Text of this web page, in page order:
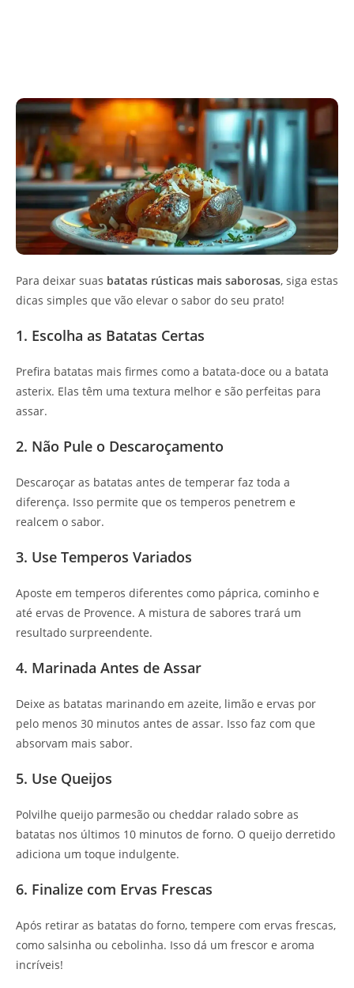
Para deixar suas batatas rústicas mais saborosas, siga estas
dicas simples que vão elevar o sabor do seu prato!
1. Escolha as Batatas Certas
Prefira batatas mais firmes como a batata-doce ou a batata
asterix. Elas têm uma textura melhor e são perfeitas para
assar.
2. Não Pule o Descaroçamento
Descaroçar as batatas antes de temperar faz toda a
diferença. Isso permite que os temperos penetrem e
realcem o sabor.
3. Use Temperos Variados
Aposte em temperos diferentes como páprica, cominho e
até ervas de Provence. A mistura de sabores trará um
resultado surpreendente.
4. Marinada Antes de Assar
Deixe as batatas marinando em azeite, limão e ervas por
pelo menos 30 minutos antes de assar. Isso faz com que
absorvam mais sabor.
5. Use Queijos
Polvilhe queijo parmesão ou cheddar ralado sobre as
batatas nos últimos 10 minutos de forno. O queijo derretido
adiciona um toque indulgente.
6. Finalize com Ervas Frescas
Após retirar as batatas do forno, tempere com ervas frescas,
como salsinha ou cebolinha. Isso dá um frescor e aroma
incríveis!